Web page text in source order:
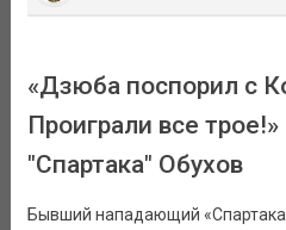
«Дзюба поспорил с
Проиграли все трое!»
"Спартака" Обухов
Бывший нападающий